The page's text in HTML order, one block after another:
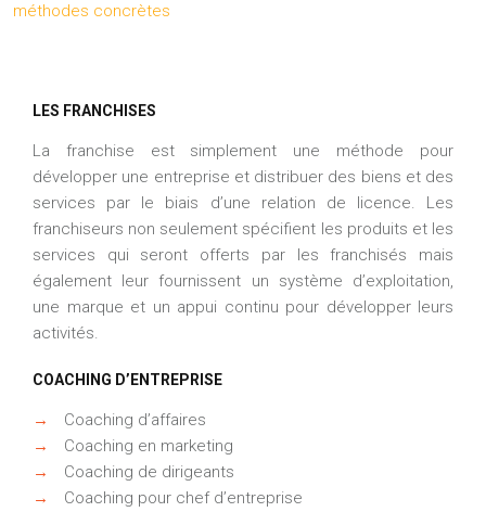
méthodes concrètes
LES FRANCHISES
La franchise est simplement une méthode pour
développer une entreprise et distribuer des biens et des
services par le biais d’une relation de licence. Les
franchiseurs non seulement spécifient les produits et les
services qui seront offerts par les franchisés mais
également leur fournissent un système d’exploitation,
une marque et un appui continu pour développer leurs
activités.
COACHING D’ENTREPRISE
→
Coaching d’affaires
→
Coaching en marketing
→
Coaching de dirigeants
→
Coaching pour chef d’entreprise